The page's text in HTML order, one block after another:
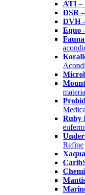
ATI –
DSR
DVH
Equo
Ruby
Refine
Xaqua